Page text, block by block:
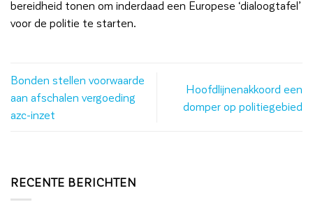
bereidheid tonen om inderdaad een Europese ‘dialoogtafel’
voor de politie te starten.
Bonden stellen voorwaarde
aan afschalen vergoeding
azc-inzet
Hoofdlijnenakkoord een
domper op politiegebied
RECENTE BERICHTEN